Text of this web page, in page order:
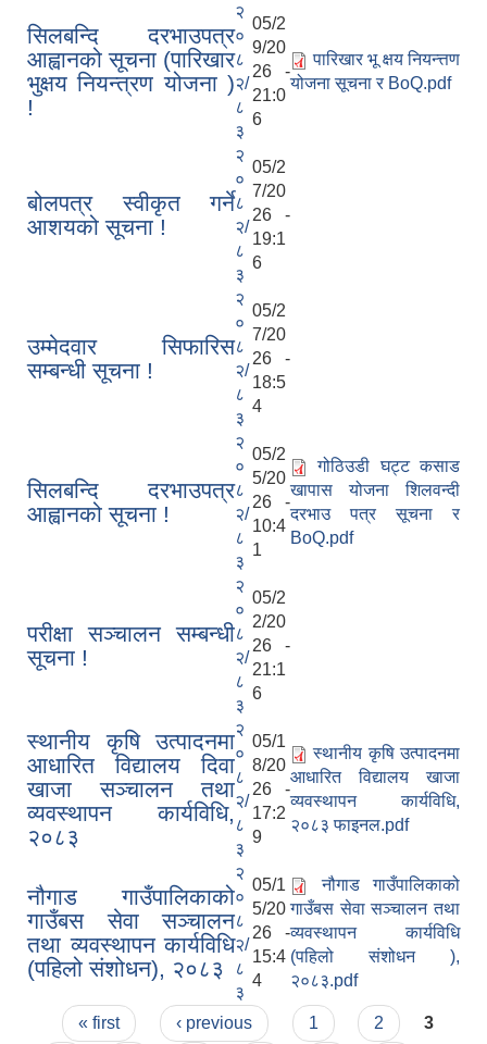
सिलबन्दि दरभाउपत्र
आह्वानको सूचना (पारिखार
भुक्षय नियन्त्रण योजना )
!
२
०
८
२/
८
३
05/2
9/20
26 -
21:0
6
पारिखार भू क्षय नियन्त्तण
योजना सूचना र BoQ.pdf
बोलपत्र स्वीकृत गर्ने
आशयको सूचना !
२
०
८
२/
८
३
05/2
7/20
26 -
19:1
6
उम्मेदवार सिफारिस
सम्बन्धी सूचना !
२
०
८
२/
८
३
05/2
7/20
26 -
18:5
4
सिलबन्दि दरभाउपत्र
आह्वानको सूचना !
२
०
८
२/
८
३
05/2
5/20
26 -
10:4
1
गोठिउडी घट्ट कसाड
खापास योजना शिलवन्दी
दरभाउ पत्र सूचना र
BoQ.pdf
परीक्षा सञ्चालन सम्बन्धी
सूचना !
२
०
८
२/
८
३
05/2
2/20
26 -
21:1
6
स्थानीय कृषि उत्पादनमा
आधारित विद्यालय दिवा
खाजा सञ्चालन तथा
व्यवस्थापन कार्यविधि,
२०८३
२
०
८
२/
८
३
05/1
8/20
26 -
17:2
9
स्थानीय कृषि उत्पादनमा
आधारित विद्यालय खाजा
व्यवस्थापन कार्यविधि,
२०८३ फाइनल.pdf
नौगाड गाउँपालिकाको
गाउँबस सेवा सञ्चालन
तथा व्यवस्थापन कार्यविधि
(पहिलो संशोधन), २०८३
२
०
८
२/
८
३
05/1
5/20
26 -
15:4
4
नौगाड गाउँपालिकाको
गाउँबस सेवा सञ्चालन तथा
व्यवस्थापन कार्यविधि
(पहिलो संशोधन ),
२०८३.pdf
Pages
« first ‹ previous 1 2 3